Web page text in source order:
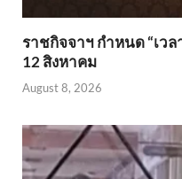
ราชกิจจาฯ กำหนด “เว
12 สิงหาคม
August 8, 2026